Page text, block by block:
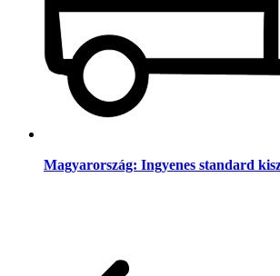
Magyarország: Ingyenes standard